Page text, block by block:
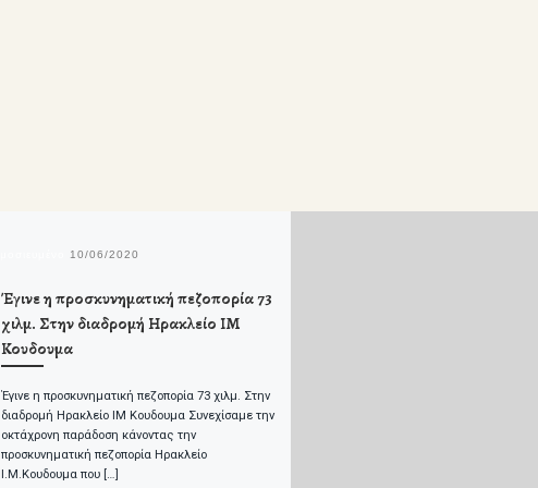
10/06/2020
Έγινε η προσκυνηματική πεζοπορία 73
χιλμ. Στην διαδρομή Ηρακλείο ΙΜ
Κουδουμα
Έγινε η προσκυνηματική πεζοπορία 73 χιλμ. Στην
διαδρομή Ηρακλείο ΙΜ Κουδουμα Συνεχίσαμε την
οκτάχρονη παράδοση κάνοντας την
προσκυνηματική πεζοπορία Ηρακλείο
Ι.Μ.Κουδουμα που […]